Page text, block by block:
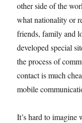
other side of the
what nationality or
friends, family and
developed special
the process of
contact is much
mobile
It’s hard to